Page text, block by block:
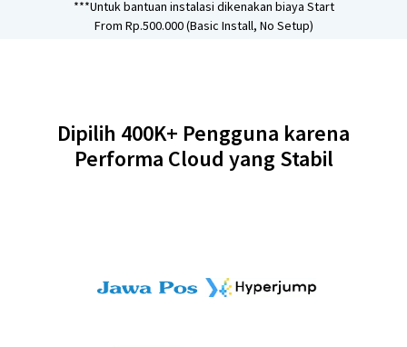
***Untuk bantuan instalasi dikenakan biaya Start
From Rp.500.000 (Basic Install, No Setup)
Dipilih 400K+ Pengguna karena
Performa Cloud yang Stabil